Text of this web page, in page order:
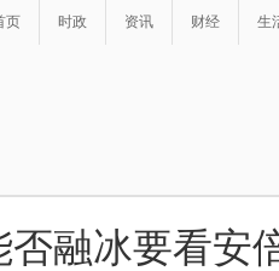
页 时政 资讯 财经 生
否融冰要看安